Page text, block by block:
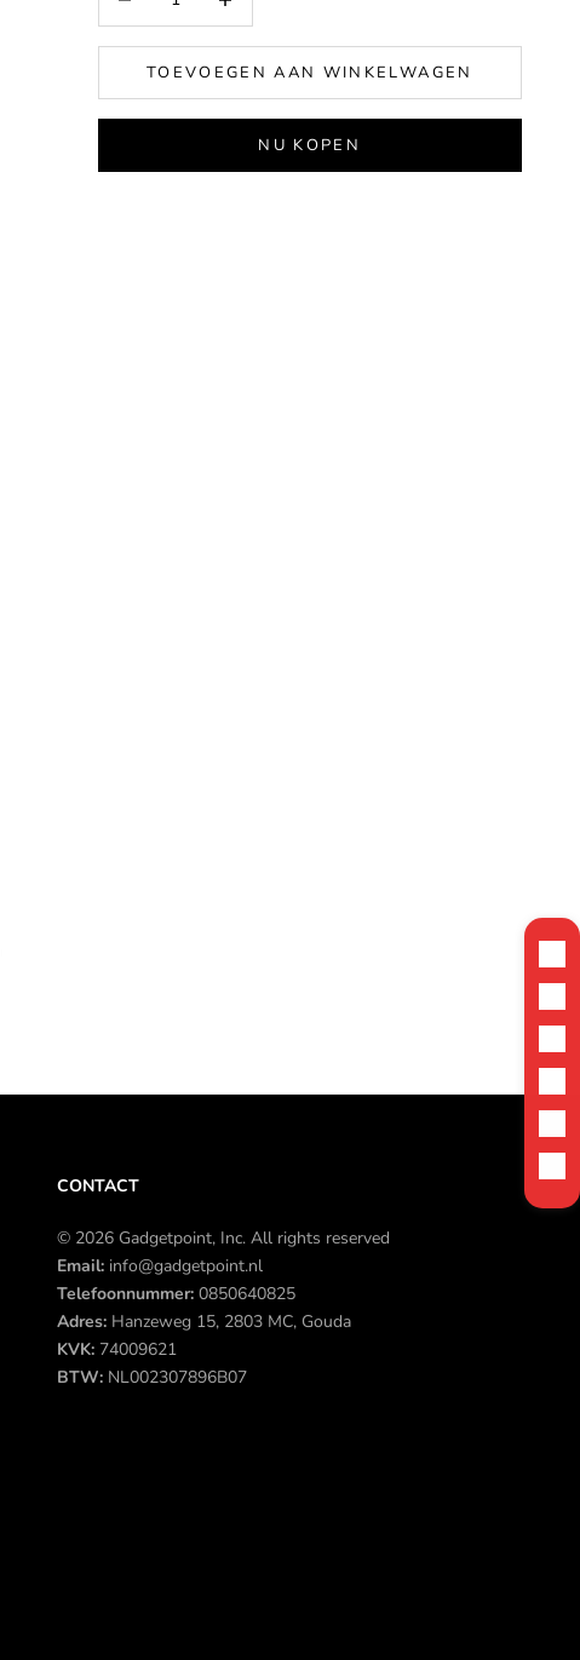
TOEVOEGEN AAN WINKELWAGEN
NU KOPEN
CONTACT
© 2026 Gadgetpoint, Inc. All rights reserved
Email: info@gadgetpoint.nl
Telefoonnummer: 0850640825
Adres: Hanzeweg 15, 2803 MC, Gouda
KVK: 74009621
BTW: NL002307896B07